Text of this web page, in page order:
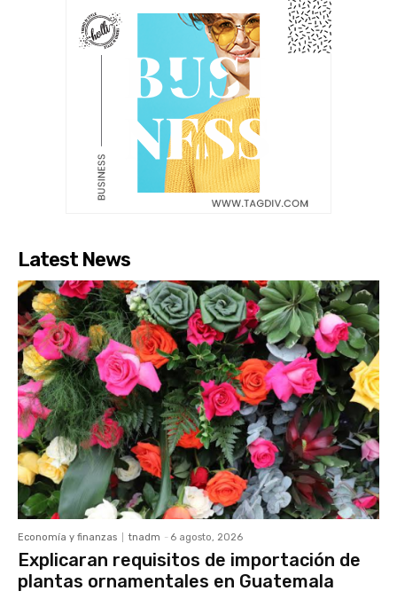
Latest News
Economía y finanzas tnadm - 6 agosto, 2026
Explicaran requisitos de importación de
plantas ornamentales en Guatemala